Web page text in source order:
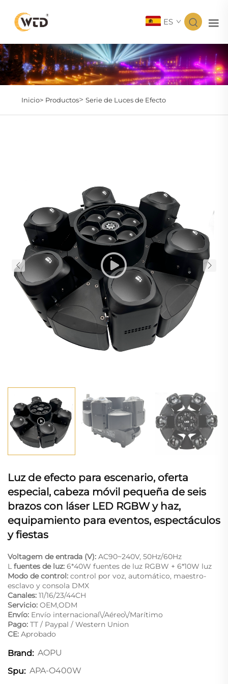
ES
Inicio> Productos> Serie de Luces de Efecto
Luz de efecto para escenario, oferta
especial, cabeza móvil pequeña de seis
brazos con láser LED RGBW y haz,
equipamiento para eventos, espectáculos
y fiestas
Voltagem de entrada (V): AC90~240V, 50Hz/60Hz
L fuentes de luz: 6*40W fuentes de luz RGBW + 6*10W luz
Modo de control: control por voz, automático, maestro-
esclavo y consola DMX
Canales: 11/16/23/44CH
Servicio: OEM,ODM
Envío: Envío internacional\/Aéreo\/Marítimo
Pago: TT / Paypal / Western Union
CE: Aprobado
Brand: AOPU
Spu: APA-O400W